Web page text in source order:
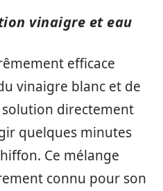
vinaigre et eau
efficace
vinaigre blanc et de
solution directement
quelques minutes
Ce mélange
connu pour son